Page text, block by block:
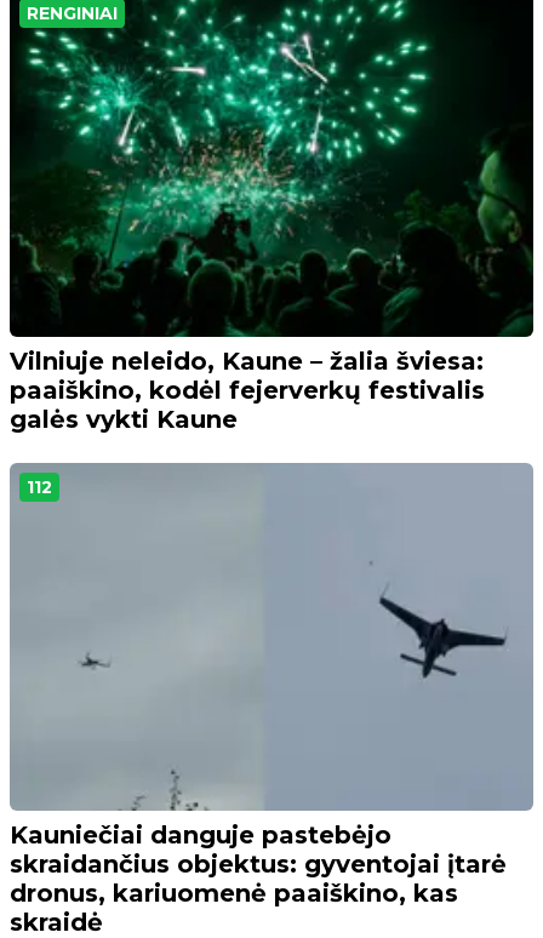
RENGINIAI
Vilniuje neleido, Kaune – žalia šviesa:
paaiškino, kodėl fejerverkų festivalis
galės vykti Kaune
112
Kauniečiai danguje pastebėjo
skraidančius objektus: gyventojai įtarė
dronus, kariuomenė paaiškino, kas
skraidė